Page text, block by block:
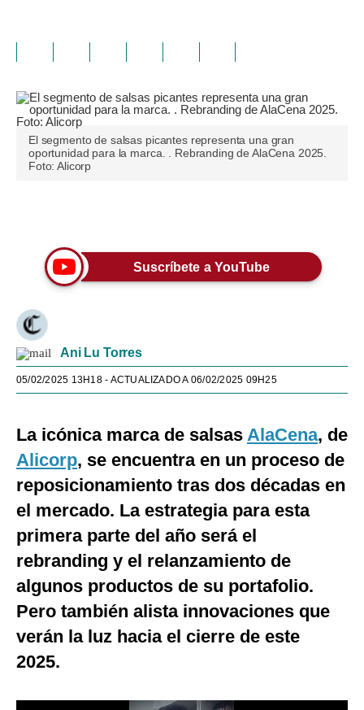
El segmento de salsas picantes representa una gran
oportunidad para la marca. . Rebranding de AlaCena 2025.
Foto: Alicorp
Suscríbete a YouTube
Ani Lu Torres
05/02/2025 13H18- ACTUALIZADO A 06/02/2025 09H25
La icónica marca de salsas AlaCena, de
Alicorp, se encuentra en un proceso de
reposicionamiento tras dos décadas en
el mercado. La estrategia para esta
primera parte del año será el
rebranding y el relanzamiento de
algunos productos de su portafolio.
Pero también alista innovaciones que
verán la luz hacia el cierre de este
2025.